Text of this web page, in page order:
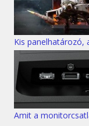
Kis panelhatározó,
Amit a